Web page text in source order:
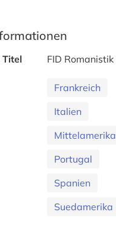
FID Romanistik
Frankreich
Italien
Mittelamerika
Portugal
Spanien
Suedamerika